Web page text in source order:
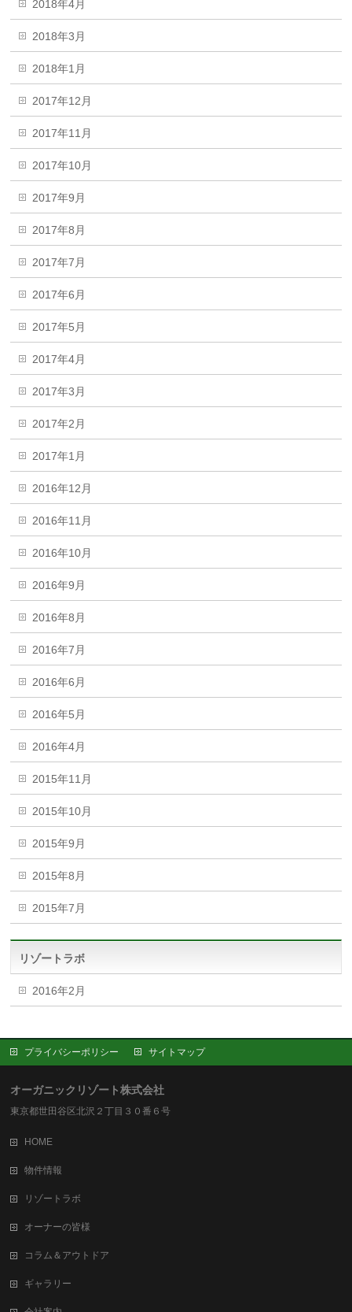
2018年4月
2018年3月
2018年1月
2017年12月
2017年11月
2017年10月
2017年9月
2017年8月
2017年7月
2017年6月
2017年5月
2017年4月
2017年3月
2017年2月
2017年1月
2016年12月
2016年11月
2016年10月
2016年9月
2016年8月
2016年7月
2016年6月
2016年5月
2016年4月
2015年11月
2015年10月
2015年9月
2015年8月
2015年7月
リゾートラボ
2016年2月
プライバシーポリシー サイトマップ
オーガニックリゾート株式会社
東京都世田谷区北沢２丁目３０番６号
HOME
物件情報
リゾートラボ
オーナーの皆様
コラム＆アウトドア
ギャラリー